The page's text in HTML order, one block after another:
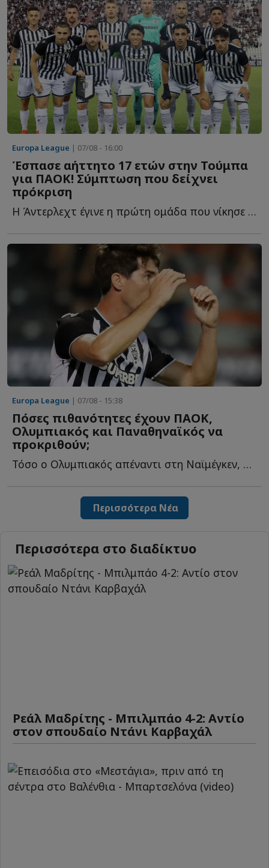
Europa League | 07/08 - 16:00
Έσπασε αήττητο 17 ετών στην Τούμπα
για ΠΑΟΚ! Σύμπτωση που δείχνει
πρόκριση
Η Άντερλεχτ έγινε η πρώτη ομάδα που νίκησε την ομάδα τ...
Europa League | 07/08 - 15:38
Πόσες πιθανότητες έχουν ΠΑΟΚ,
Ολυμπιακός και Παναθηναϊκός να
προκριθούν;
Τόσο ο Ολυμπιακός απέναντι στη Ναϊμέγκεν, όσο και ο Π�...
Περισσότερα Νέα
Περισσότερα στο διαδίκτυο
Ρεάλ Μαδρίτης - Μπιλμπάο 4-2: Αντίο
στον σπουδαίο Ντάνι Καρβαχάλ